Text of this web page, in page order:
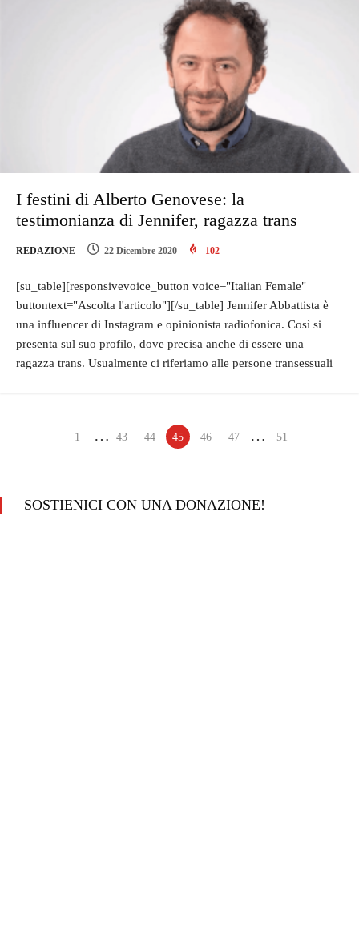
I festini di Alberto Genovese: la
testimonianza di Jennifer, ragazza trans
REDAZIONE 22 Dicembre 2020 102
[su_table][responsivevoice_button voice="Italian Female"
buttontext="Ascolta l'articolo"][/su_table] Jennifer Abbattista è
una influencer di Instagram e opinionista radiofonica. Così si
presenta sul suo profilo, dove precisa anche di essere una
ragazza trans. Usualmente ci riferiamo alle persone transessuali
1 … 43 44 45 46 47 … 51
SOSTIENICI CON UNA DONAZIONE!